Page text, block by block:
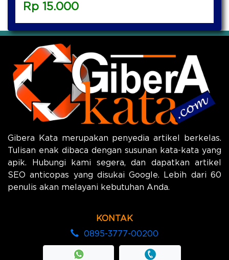
Rp 15.000
Gibera Kata merupakan penyedia artikel berkelas.
Tulisan enak dibaca dengan susunan kata-kata yang
apik. Hubungi kami segera, dan dapatkan artikel
SEO anticopas yang disukai Google. Lebih dari 60
penulis akan melayani kebutuhan Anda.
KONTAK
0895-3777-00200